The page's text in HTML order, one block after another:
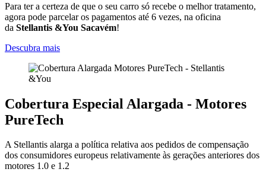
Para ter a certeza de que o seu carro só recebe o melhor tratamento,
agora pode parcelar os pagamentos até 6 vezes, na oficina
da Stellantis &You Sacavém!
Descubra mais
Cobertura Especial Alargada - Motores
PureTech
A Stellantis alarga a política relativa aos pedidos de compensação
dos consumidores europeus relativamente às gerações anteriores dos
motores 1.0 e 1.2